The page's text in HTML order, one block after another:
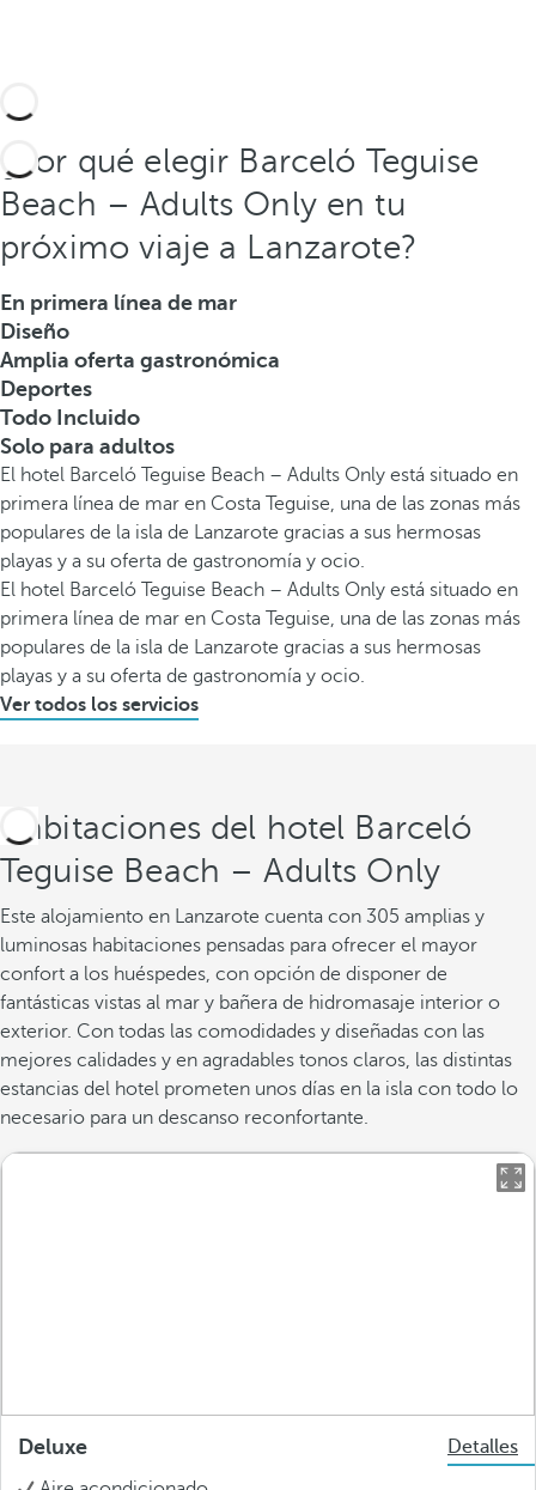
¿Por qué elegir Barceló Teguise
Beach – Adults Only en tu
próximo viaje a Lanzarote?
En primera línea de mar
Diseño
Amplia oferta gastronómica
Deportes
Todo Incluido
Solo para adultos
El hotel Barceló Teguise Beach – Adults Only está situado en
primera línea de mar en Costa Teguise, una de las zonas más
populares de la isla de Lanzarote gracias a sus hermosas
playas y a su oferta de gastronomía y ocio.
El hotel Barceló Teguise Beach – Adults Only está situado en
primera línea de mar en Costa Teguise, una de las zonas más
populares de la isla de Lanzarote gracias a sus hermosas
playas y a su oferta de gastronomía y ocio.
Ver todos los servicios
Habitaciones del hotel Barceló
Teguise Beach – Adults Only
Este alojamiento en Lanzarote cuenta con 305 amplias y
luminosas habitaciones pensadas para ofrecer el mayor
confort a los huéspedes, con opción de disponer de
fantásticas vistas al mar y bañera de hidromasaje interior o
exterior. Con todas las comodidades y diseñadas con las
mejores calidades y en agradables tonos claros, las distintas
estancias del hotel prometen unos días en la isla con todo lo
necesario para un descanso reconfortante.
Deluxe
Detalles